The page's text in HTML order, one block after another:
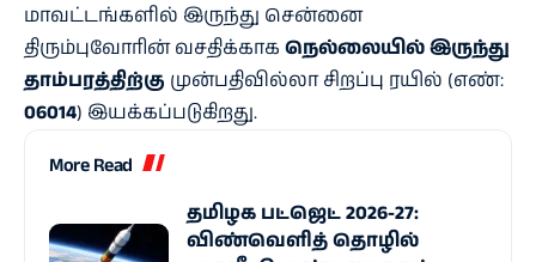
மாவட்டங்களில் இருந்து சென்னை
திரும்புவோரின் வசதிக்காக நெல்லையில் இருந்து
தாம்பரத்திற்கு முன்பதிவில்லா சிறப்பு ரயில் (எண்:
06014) இயக்கப்படுகிறது.
More Read
தமிழக பட்ஜெட் 2026-27:
விண்வெளித் தொழில்